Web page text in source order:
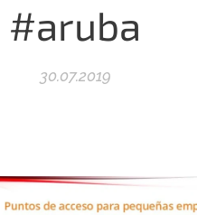
#aruba
30.07.2019